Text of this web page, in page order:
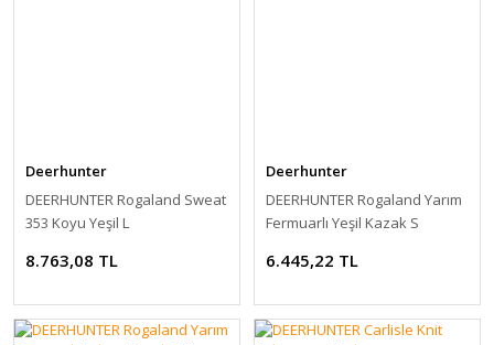
Deerhunter
DEERHUNTER Rogaland Sweat
353 Koyu Yeşil L
8.763,08 TL
Deerhunter
DEERHUNTER Rogaland Yarım
Fermuarlı Yeşil Kazak S
6.445,22 TL